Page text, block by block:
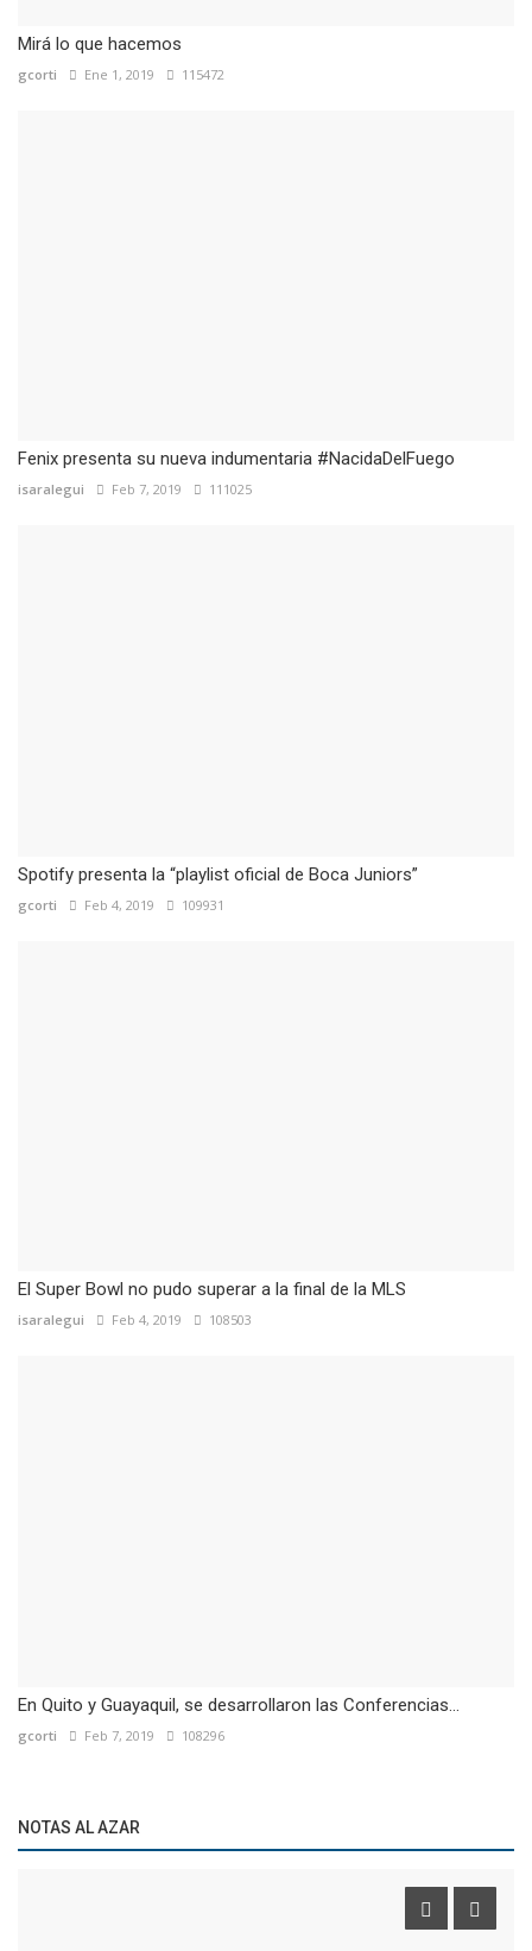
Mirá lo que hacemos
gcorti Ene 1, 2019 115472
Fenix presenta su nueva indumentaria #NacidaDelFuego
isaralegui Feb 7, 2019 111025
Spotify presenta la “playlist oficial de Boca Juniors”
gcorti Feb 4, 2019 109931
El Super Bowl no pudo superar a la final de la MLS
isaralegui Feb 4, 2019 108503
En Quito y Guayaquil, se desarrollaron las Conferencias...
gcorti Feb 7, 2019 108296
NOTAS AL AZAR